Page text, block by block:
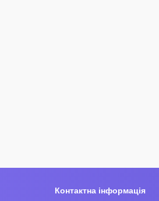
Контактна інформація